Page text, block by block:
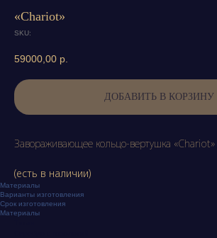
«Chariot»
SKU:
59000,00 р.
ДОБАВИТЬ В КОРЗИНУ
Завораживающее кольцо-вертушка «Chariot»
(есть в наличии)
Материалы
Варианты изготовления
Срок изготовления
Материалы